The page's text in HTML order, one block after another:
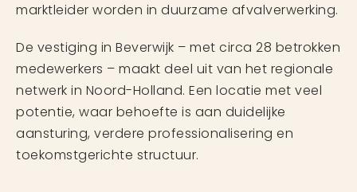
marktleider worden in duurzame afvalverwerking.
De vestiging in Beverwijk – met circa 28 betrokken
medewerkers – maakt deel uit van het regionale
netwerk in Noord-Holland. Een locatie met veel
potentie, waar behoefte is aan duidelijke
aansturing, verdere professionalisering en
toekomstgerichte structuur.